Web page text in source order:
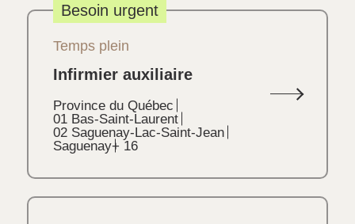
Besoin urgent
Temps plein
Infirmier auxiliaire
Province du Québec
01 Bas-Saint-Laurent
02 Saguenay-Lac-Saint-Jean
Saguenay+ 16